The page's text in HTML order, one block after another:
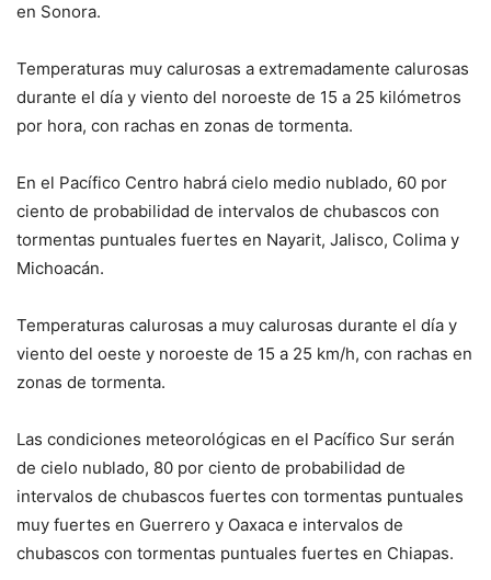
en Sonora.
Temperaturas muy calurosas a extremadamente calurosas
durante el día y viento del noroeste de 15 a 25 kilómetros
por hora, con rachas en zonas de tormenta.
En el Pacífico Centro habrá cielo medio nublado, 60 por
ciento de probabilidad de intervalos de chubascos con
tormentas puntuales fuertes en Nayarit, Jalisco, Colima y
Michoacán.
Temperaturas calurosas a muy calurosas durante el día y
viento del oeste y noroeste de 15 a 25 km/h, con rachas en
zonas de tormenta.
Las condiciones meteorológicas en el Pacífico Sur serán
de cielo nublado, 80 por ciento de probabilidad de
intervalos de chubascos fuertes con tormentas puntuales
muy fuertes en Guerrero y Oaxaca e intervalos de
chubascos con tormentas puntuales fuertes en Chiapas.